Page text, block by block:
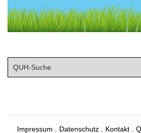
Impressum Datenschutz Kontakt